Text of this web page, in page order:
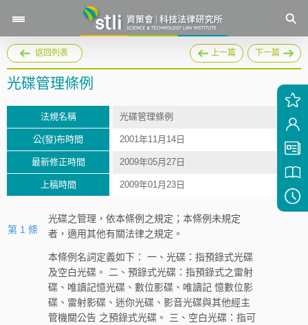
返回列表 上一篇 下一篇
光碟管理條例
法規名稱 光碟管理條例
公(發)布時間 2001年11月14日
最新修正時間 2009年05月27日
上稿時間 2009年01月23日
第 1 條
光碟之管理，依本條例之規定；本條例未規定
者，適用其他有關法律之規定。
本條例名詞定義如下： 一、光碟：指預錄式光碟
及空白光碟。 二、預錄式光碟：指預錄式之雷射
碟、唯讀記憶光碟、數位影碟、唯讀記 憶數位影
碟、雷射影碟、迷你光碟、影音光碟與其他經主
管機關公告 之預錄式光碟。 三、空白光碟：指可